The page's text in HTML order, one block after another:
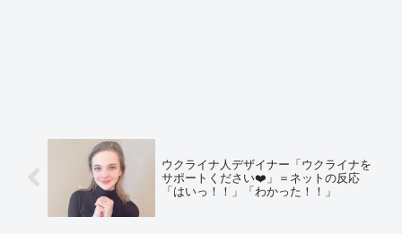
ウクライナ人デザイナー「ウクライナを
サポートください❤️」＝ネットの反応
「はいっ！！」「わかった！！」